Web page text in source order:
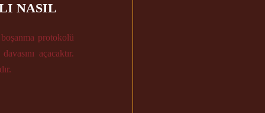
NASIL
protokolü
açacaktır.